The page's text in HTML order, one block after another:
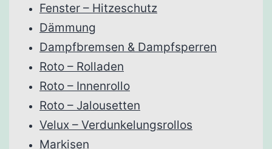
Fenster – Hitzeschutz
Dämmung
Dampfbremsen & Dampfsperren
Roto – Rolladen
Roto – Innenrollo
Roto – Jalousetten
Velux – Verdunkelungsrollos
Markisen